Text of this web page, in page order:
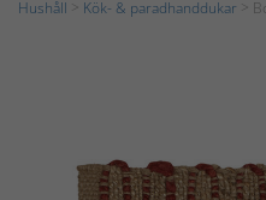
Hushåll Kök- & paradhanddukar >